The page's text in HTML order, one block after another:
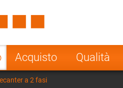
Acquisto Qualità
Poland
a 2 fasi